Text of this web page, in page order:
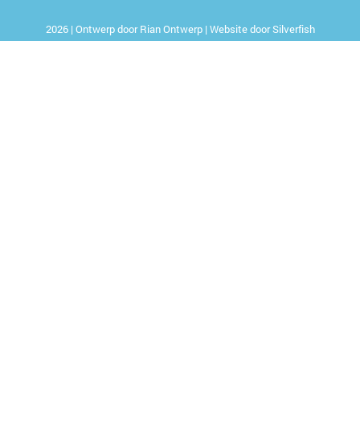
2026 | Ontwerp doorRian Ontwerp| Website doorSilverfish